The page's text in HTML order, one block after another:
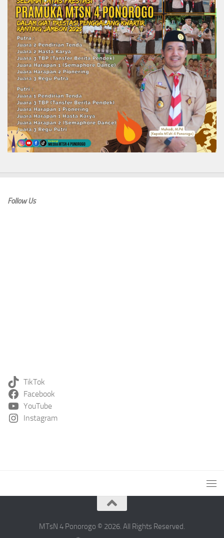
Follow Us
TikTok
Facebook
YouTube
Instagram
MTsN 4 Ponorogo © 2026. All Rights Reserved.